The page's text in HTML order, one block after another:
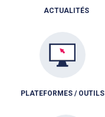
ACTUALITÉS
PLATEFORMES / OUTILS